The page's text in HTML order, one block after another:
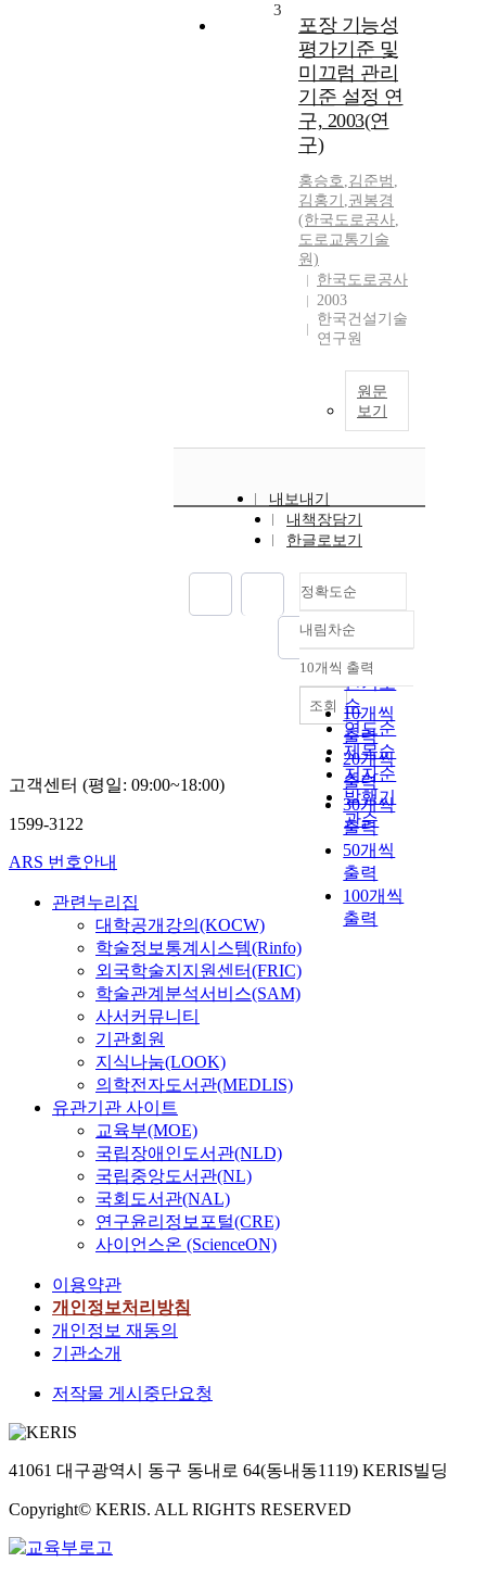
3
포장 기능성
평가기준 및
미끄럼 관리
기준 설정 연
구, 2003(연
구)
홍승호,김준범 ,
김홍기 ,권봉경
(한국도로공사,
도로교통기술
원)
한국도로공사
2003
한국건설기술
연구원
원문
보기
내보내기
내책장담기
한글로보기
정확도순
정확도
순
인기도
순
연도순
제목순
저자순
발행기
관순
내림차순
내림차순
10개씩 출력
10개씩
출력
20개씩
출력
30개씩
출력
50개씩
출력
100개씩
출력
조회
고객센터 (평일: 09:00~18:00)
1599-3122
ARS 번호안내
관련누리집
대학공개강의(KOCW)
학술정보통계시스템(Rinfo)
외국학술지지원센터(FRIC)
학술관계분석서비스(SAM)
사서커뮤니티
기관회원
지식나눔(LOOK)
의학전자도서관(MEDLIS)
유관기관 사이트
교육부(MOE)
국립장애인도서관(NLD)
국립중앙도서관(NL)
국회도서관(NAL)
연구윤리정보포털(CRE)
사이언스온 (ScienceON)
이용약관
개인정보처리방침
개인정보 재동의
기관소개
저작물 게시중단요청
41061 대구광역시 동구 동내로 64(동내동1119) KERIS빌딩
Copyright© KERIS. ALL RIGHTS RESERVED